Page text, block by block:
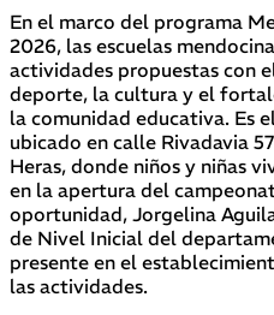
En el marco del programa
2026, las escuelas
actividades propuestas con
deporte, la cultura y el
la comunidad educativa. Es
ubicado en calle Rivadavia
Heras, donde niños y niñas
en la apertura del
oportunidad, Jorgelina
de Nivel Inicial del
presente en el
las actividades.